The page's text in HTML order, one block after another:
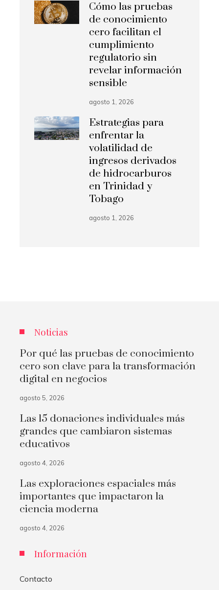
Cómo las pruebas
de conocimiento
cero facilitan el
cumplimiento
regulatorio sin
revelar información
sensible
agosto 1, 2026
Estrategias para
enfrentar la
volatilidad de
ingresos derivados
de hidrocarburos
en Trinidad y
Tobago
agosto 1, 2026
Noticias
Por qué las pruebas de conocimiento
cero son clave para la transformación
digital en negocios
agosto 5, 2026
Las 15 donaciones individuales más
grandes que cambiaron sistemas
educativos
agosto 4, 2026
Las exploraciones espaciales más
importantes que impactaron la
ciencia moderna
agosto 4, 2026
Información
Contacto